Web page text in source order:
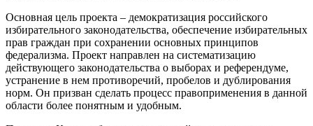
Основная цель проекта – демократизация российского
избирательного законодательства, обеспечение избирательных
прав граждан при сохранении основных принципов
федерализма. Проект направлен на систематизацию
действующего законодательства о выборах и референдуме,
устранение в нем противоречий, пробелов и дублирования
норм. Он призван сделать процесс правоприменения в данной
области более понятным и удобным.